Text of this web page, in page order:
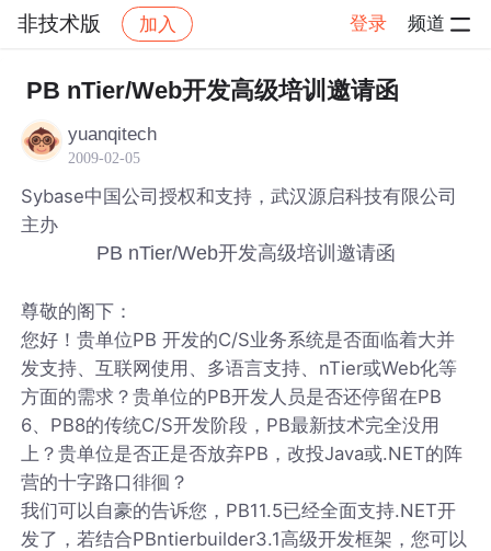
非技术版 加入 登录 频道
社区 非技术版 帖子详情
PB nTier/Web开发高级培训邀请函
yuanqitech
2009-02-05
Sybase中国公司授权和支持，武汉源启科技有限公司
主办
PB nTier/Web开发高级培训邀请函
尊敬的阁下：
您好！贵单位PB 开发的C/S业务系统是否面临着大并
发支持、互联网使用、多语言支持、nTier或Web化等
方面的需求？贵单位的PB开发人员是否还停留在PB
6、PB8的传统C/S开发阶段，PB最新技术完全没用
上？贵单位是否正是否放弃PB，改投Java或.NET的阵
营的十字路口徘徊？
我们可以自豪的告诉您，PB11.5已经全面支持.NET开
发了，若结合PBntierbuilder3.1高级开发框架，您可以